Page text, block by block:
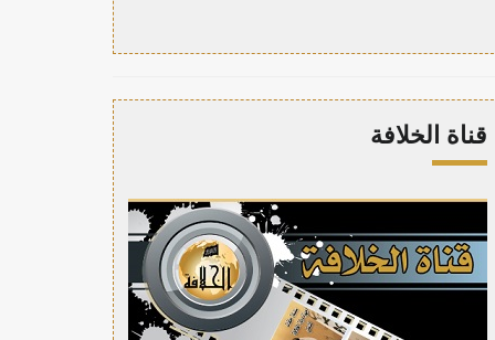
قناة الخلافة